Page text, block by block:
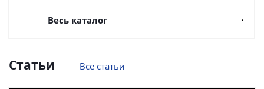
Весь каталог
Статьи Все статьи